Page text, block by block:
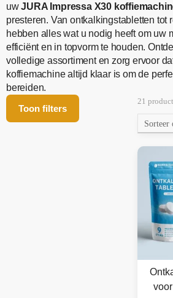
uwJURA Impressa X30
presteren. Van ontkalkingstabletten tot
hebben alles wat u nodig heeft om uw
efficiënt en in topvorm te houden.
volledige assortiment en zorg ervoor
koffiemachine altijd klaar is om de
bereiden.
Toon filters
21